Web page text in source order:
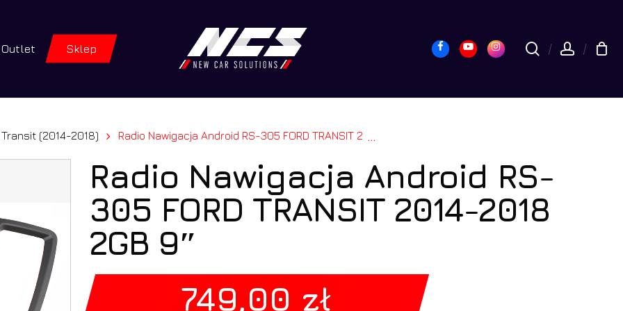
Outlet Sklep search
FacebookYoutubeInstagram
Twój koszyk
Transit (2014-2018) Radio Nawigacja Android RS-305 FORD TRANSIT 2014-2018 2GB 9″ ...
Radio Nawigacja Android RS-
305 FORD TRANSIT 2014-2018
2GB 9″
749,00 zł